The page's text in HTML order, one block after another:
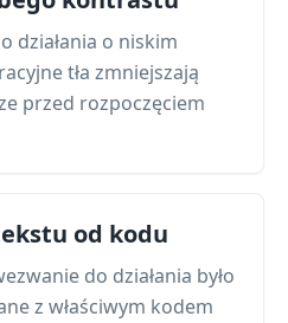
działania o niskim
tła zmniejszają
przed rozpoczęciem
od kodu
do działania było
z właściwym kodem